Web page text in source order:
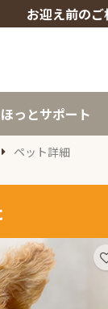
お迎え前の
ほっとサポート
ペット詳細